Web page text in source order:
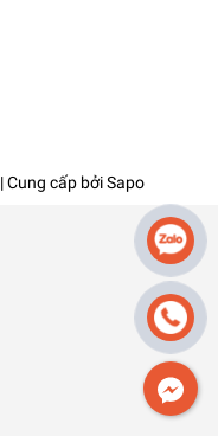
| Cung cấp bởiSapo